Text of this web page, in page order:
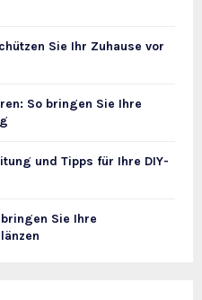
Sie Ihr Zuhause vor
So bringen Sie Ihre
und Tipps für Ihre DIY-
Sie Ihre